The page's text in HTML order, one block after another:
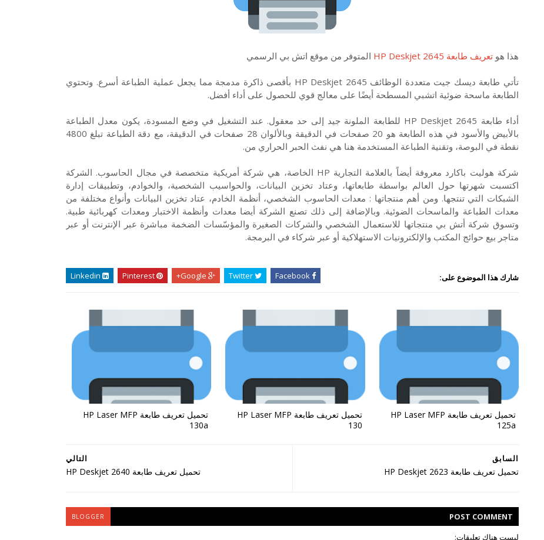
هذا هو تعريف طابعة HP Deskjet 2645 المتوفر من موقع اتش بي الرسمي
تأتي طابعة ديسك جيت متعددة الوظائف HP Deskjet 2645 بأقصى ذاكرة مدمجة مما يجعل عملية الطباعة أسرع. وتحتوي
الطابعة ماسحة ضوئية اتشبي المسطحة أيضًا على معالج قوي للحصول على أداء أفضل.
أداء طابعة HP Deskjet 2645 للطابعة الملونة جيد إلى حد معقول. عند التشغيل في وضع المسودة، يكون معدل الطباعة
بالأبيض والأسود في هذه الطابعة هو 20 صفحات في الدقيقة وبالألوان 28 صفحات في الدقيقة، مع دقة الطباعة تبلغ 4800
نقطة في البوصة، وتقنية الطباعة المستخدمة هنا هي نفث الحبر الحراري من.
شركة هوليت باكارد معروفة أيضاً بالعلامة التجارية HP الخاصة، هي شركة أمريكية متخصصة في مجال الحاسوب. الشركة
اكتسبت شهرتها حول العالم بواسطة طابعاتها، وعتاد تخزين البيانات، والحواسيب الشخصية، والخوادم، وتطبيقات إدارة
الشبكات التي تنتجها. ومن أهم منتجاتها : معدات الحاسوب الشخصي، أنظمة الخادم، عتاد تخزين البيانات وأنواع مختلفة من
معدات الطباعة والماسحات الضوئية. وبالإضافة إلى ذلك تصنع الشركة أيضا معدات وأنظمة الاختبار ومعدات كهربائية طبية.
وتسوق شركة أتش بي منتجاتها للاستعمال الشخصي والشركات الصغيرة والمؤسّسات الضخمة مباشرة عبر الإنترنت أو عبر
متاجر بيع حوائج المكتب والإلكترونيات الاستهلاكية أو عبر شركاء في البرمجة.
شارك هذا الموضوع على:
تحميل تعريف طابعة HP Laser MFP
125a
تحميل تعريف طابعة HP Laser MFP
130
تحميل تعريف طابعة HP Laser MFP
130a
التالي
تحميل تعريف طابعة HP Deskjet 2640
السابق
تحميل تعريف طابعة HP Deskjet 2623
POST COMMENT
BLOGGER
ليست هناك تعليقات: